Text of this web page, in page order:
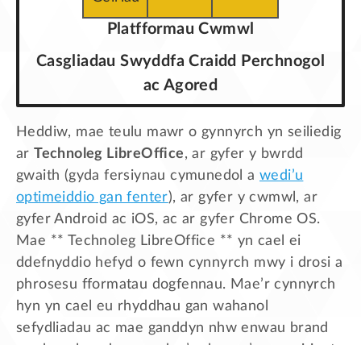
Platfformau Cwmwl
Casgliadau Swyddfa Craidd Perchnogol
ac Agored
Heddiw, mae teulu mawr o gynnyrch yn seiliedig
ar
Technoleg LibreOffice, ar gyfer y bwrdd
gwaith (gyda fersiynau cymunedol a wedi’u
optimeiddio gan fenter), ar gyfer y cwmwl, ar
gyfer Android ac iOS, ac ar gyfer Chrome OS.
Mae ** Technoleg LibreOffice ** yn cael ei
ddefnyddio hefyd o fewn cynnyrch mwy i drosi a
phrosesu fformatau dogfennau. Mae’r cynnyrch
hyn yn cael eu rhyddhau gan wahanol
sefydliadau ac mae ganddyn nhw enwau brand